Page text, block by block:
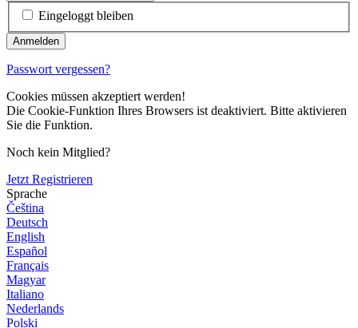
Eingeloggt bleiben
Passwort vergessen?
Cookies müssen akzeptiert werden!
Die Cookie-Funktion Ihres Browsers ist deaktiviert. Bitte aktivieren
Sie die Funktion.
Noch kein Mitglied?
Jetzt Registrieren
Sprache
Čeština
Deutsch
English
Español
Français
Magyar
Italiano
Nederlands
Polski